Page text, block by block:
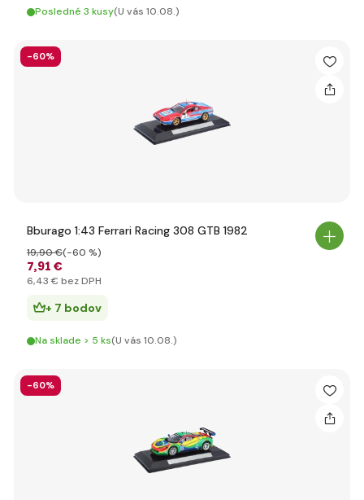
Posledné 3 kusy(U vás 10.08.)
-60%
Bburago 1:43 Ferrari Racing 308 GTB 1982
7,91 €
19,90 €(-60 %)
6,43 € bez DPH
+ 7 bodov
Na sklade > 5 ks(U vás 10.08.)
-60%